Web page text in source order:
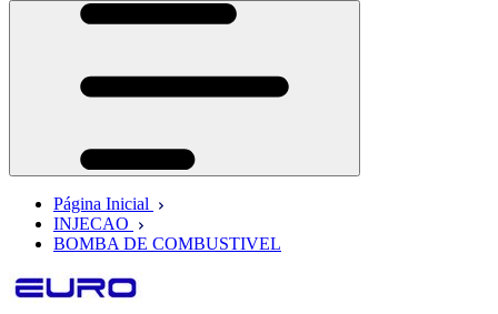
Página Inicial
INJECAO
BOMBA DE COMBUSTIVEL